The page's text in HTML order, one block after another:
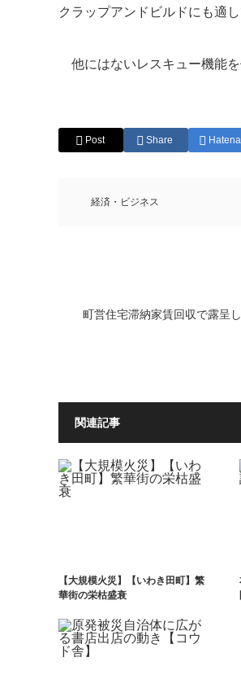
クラップアンドビルドにも適
他にはないレスキュー機能を
Post Share Hatena
経済・ビジネス
町営住宅滞納家賃回収で露呈
関連記事
【大規模火災】【いわき田町】繁
華街の栄枯盛衰